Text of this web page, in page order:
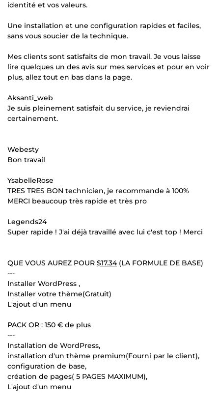
identité et vos valeurs.
Une installation et une configuration rapides et faciles,
sans vous soucier de la technique.
Mes clients sont satisfaits de mon travail. Je vous laisse
lire quelques un des avis sur mes services et pour en voir
plus, allez tout en bas dans la page.
Aksanti_web
Je suis pleinement satisfait du service, je reviendrai
certainement.
Webesty
Bon travail
YsabelleRose
TRES TRES BON technicien, je recommande à 100%
MERCI beaucoup très rapide et très pro
Legends24
Super rapide ! J'ai déjà travaillé avec lui c'est top ! Merci
QUE VOUS AUREZ POUR $17.34(LA FORMULE DE BASE)
---
Installer WordPress ,
Installer votre thème(Gratuit)
L'ajout d'un menu
PACK OR : 150 € de plus
---
Installation de WordPress,
installation d'un thème premium(Fourni par le client),
configuration de base,
création de pages( 5 PAGES MAXIMUM),
L'ajout d'un menu